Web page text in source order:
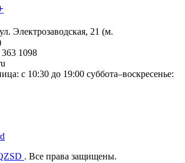
Электрозаводская, 21 (м.
1098
с 10:30 до 19:00 суббота–воскресенье:
. Все права защищены.